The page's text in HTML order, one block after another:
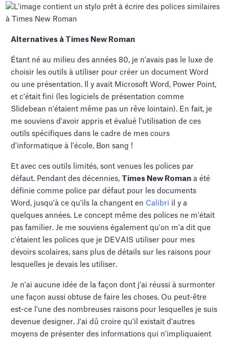
Alternatives à Times New Roman
Étant né au milieu des années 80, je n'avais pas le luxe de
choisir les outils à utiliser pour créer un document Word
ou une présentation. Il y avait Microsoft Word, Power Point,
et c'était fini (les logiciels de présentation comme
Slidebean n'étaient même pas un rêve lointain). En fait, je
me souviens d'avoir appris et évalué l'utilisation de ces
outils spécifiques dans le cadre de mes cours
d'informatique à l'école. Bon sang !
Et avec ces outils limités, sont venues les polices par
défaut. Pendant des décennies, Times New Roman a été
définie comme police par défaut pour les documents
Word, jusqu'à ce qu'ils la changent en Calibri il y a
quelques années. Le concept même des polices ne m'était
pas familier. Je me souviens également qu'on m'a dit que
c'étaient les polices que je DEVAIS utiliser pour mes
devoirs scolaires, sans plus de détails sur les raisons pour
lesquelles je devais les utiliser.
Je n'ai aucune idée de la façon dont j'ai réussi à surmonter
une façon aussi obtuse de faire les choses. Ou peut-être
est-ce l'une des nombreuses raisons pour lesquelles je suis
devenue designer. J'ai dû croire qu'il existait d'autres
moyens de présenter des informations qui n'impliquaient